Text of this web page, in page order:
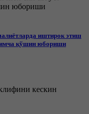
иштирок этиш
қўшин юбориши